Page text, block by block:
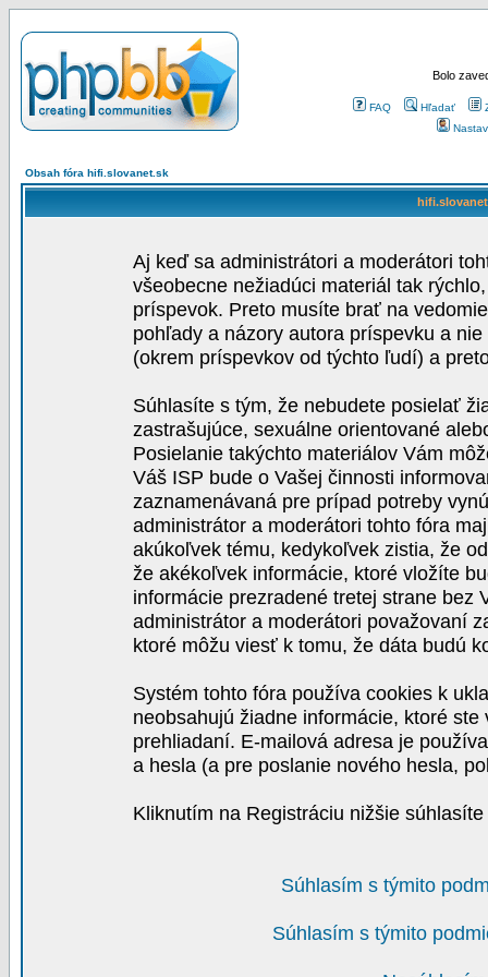
Bolo
FAQ Hľadať
Obsah fóra hifi.slovanet.sk
Aj keď sa administrátori a moderátori
všeobecne nežiadúci materiál tak
príspevok. Preto musíte brať na
pohľady a názory autora príspevku a
(okrem príspevkov od týchto ľudí) a
Súhlasíte s tým, že nebudete posielať
zastrašujúce, sexuálne orientované
Posielanie takýchto materiálov Vám
Váš ISP bude o Vašej činnosti
zaznamenávaná pre prípad potreby
administrátor a moderátori tohto fóra
akúkoľvek tému, kedykoľvek zistia, že
že akékoľvek informácie, ktoré vložíte
informácie prezradené tretej strane bez
administrátor a moderátori považovaní
ktoré môžu viesť k tomu, že dáta budú
Systém tohto fóra používa cookies k
neobsahujú žiadne informácie, ktoré
prehliadaní. E-mailová adresa je
a hesla (a pre poslanie nového hesla,
Kliknutím na Registráciu nižšie
Súhlasím s týmito
Súhlasím s týmito